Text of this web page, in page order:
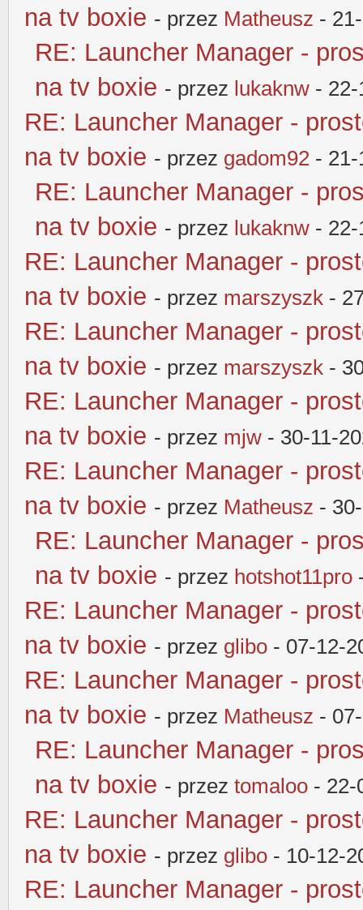
na tv boxie - przez Matheusz -
RE: Launcher Manager -
na tv boxie - przez lukaknw -
RE: Launcher Manager -
na tv boxie - przez gadom92 -
RE: Launcher Manager -
na tv boxie - przez lukaknw - 22-
RE: Launcher Manager -
na tv boxie - przez marszyszk -
RE: Launcher Manager -
na tv boxie - przez marszyszk -
RE: Launcher Manager -
na tv boxie - przez mjw - 30-11-
RE: Launcher Manager -
na tv boxie - przez Matheusz -
RE: Launcher Manager -
na tv boxie - przez hotshot11pro
RE: Launcher Manager -
na tv boxie - przez glibo - 07-12-
RE: Launcher Manager -
na tv boxie - przez Matheusz -
RE: Launcher Manager -
na tv boxie - przez tomaloo - 22-
RE: Launcher Manager -
na tv boxie - przez glibo - 10-12-
RE: Launcher Manager -